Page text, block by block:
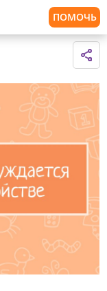
ПОМОЧЬ